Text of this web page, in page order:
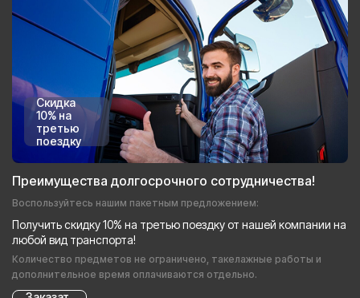
Скидка
10% на
третью
поездку
Преимущества долгосрочного сотрудничества!
Воспользуйтесь нашим пакетным предложением:
Получить скидку 10% на третью поездку от нашей компании на
любой вид транспорта!
Количество предметов не ограничено, такелажные работы и
дополнительное время оплачиваются отдельно.